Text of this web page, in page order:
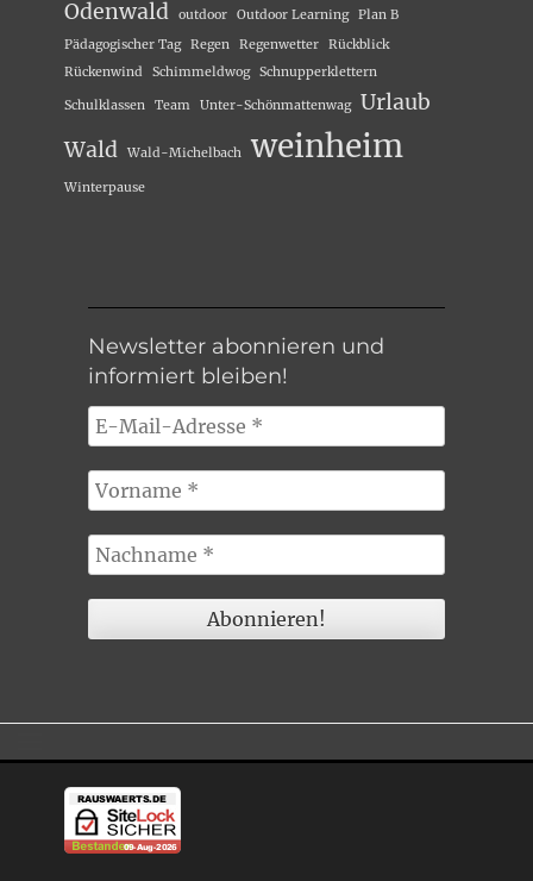
Odenwald outdoor Outdoor Learning
Plan B
Pädagogischer Tag
Regen Regenwetter
Rückblick
Rückenwind
Schimmeldwog Schnupperklettern
Schulklassen Team Unter-Schönmattenwag
Urlaub
Wald
Wald-Michelbach weinheim
Winterpause
Newsletter abonnieren und
informiert bleiben!